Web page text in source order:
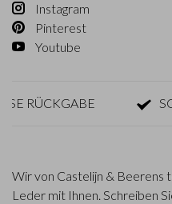
Instagram
Pinterest
Youtube
RÜCKGABE
Wir von Castelijn & Beerens
Leder mit Ihnen. Schreiben